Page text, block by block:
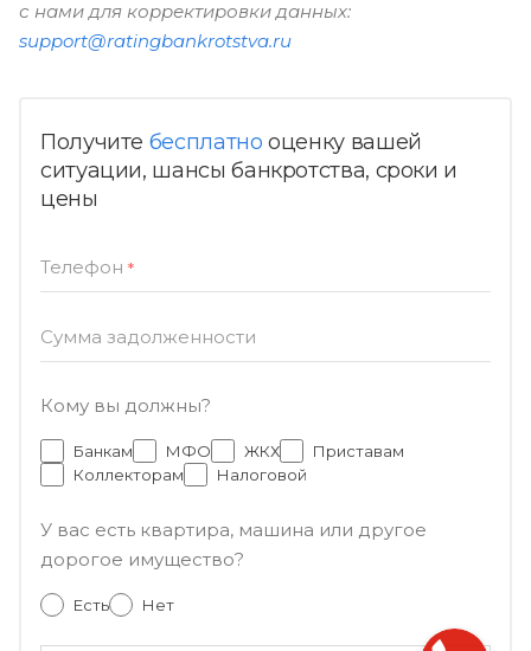
с нами для корректировки данных:
support@ratingbankrotstva.ru
Получите бесплатно оценку вашей
ситуации, шансы банкротства, сроки и
цены
Телефон *
Сумма задолженности
Кому вы должны?
Банкам МФО ЖКХ
Приставам
Коллекторам
Налоговой
У вас есть квартира, машина или другое
дорогое имущество?
Есть Нет